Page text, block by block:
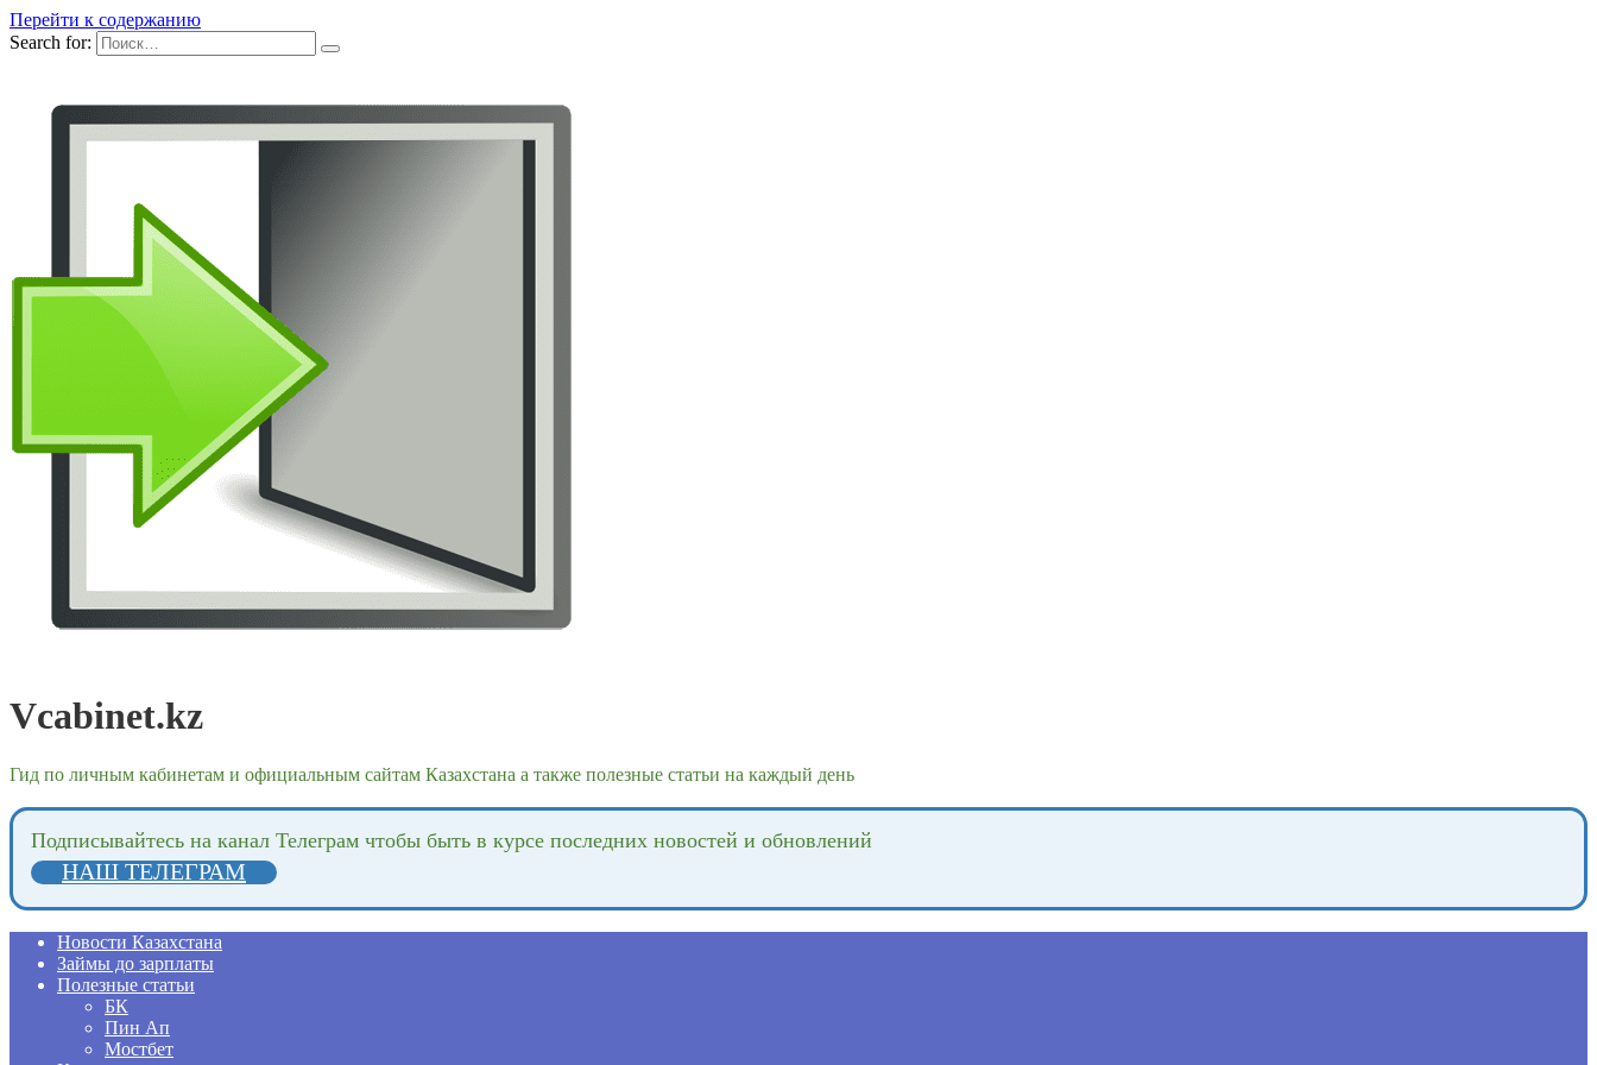
Перейти к содержанию
Search for:
Vcabinet.kz
Гид по личным кабинетам и официальным сайтам Казахстана а также полезные статьи на каждый день
Подпиcывайтесь на канал Телеграм чтобы быть в курсе последних новостей и обновлений
НАШ ТЕЛЕГРАМ
Новости Казахстана
Займы до зарплаты
Полезные статьи
БК
Пин Ап
Мостбет